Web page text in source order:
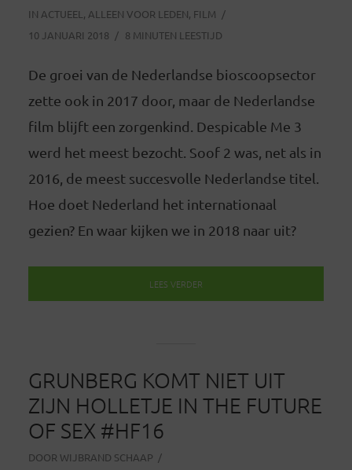
IN ACTUEEL , ALLEEN VOOR LEDEN, FILM
10 JANUARI 2018
8 MINUTEN LEESTIJD
De groei van de Nederlandse bioscoopsector
zette ook in 2017 door, maar de Nederlandse
film blijft een zorgenkind. Despicable Me 3
werd het meest bezocht. Soof 2 was, net als in
2016, de meest succesvolle Nederlandse titel.
Hoe doet Nederland het internationaal
gezien? En waar kijken we in 2018 naar uit?
LEES VERDER
GRUNBERG KOMT NIET UIT
ZIJN HOLLETJE IN THE FUTURE
OF SEX #HF16
DOOR WIJBRAND SCHAAP